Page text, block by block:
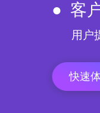
快速
●  客
用户